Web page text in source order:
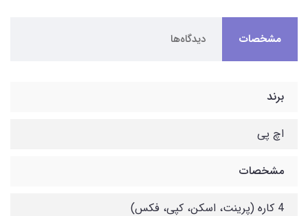
مشخصات دیدگاه‌ها
برند
اچ پی
مشخصات
4 کاره (پرینت، اسکن، کپی، فکس)